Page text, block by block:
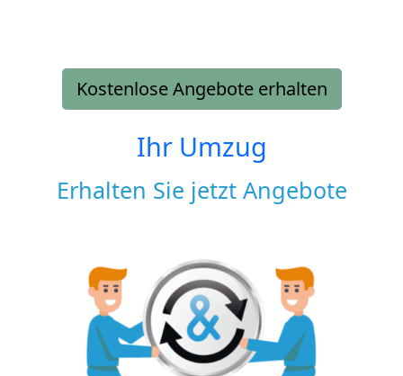
Kostenlose Angebote erhalten
Ihr Umzug
Erhalten Sie jetzt Angebote